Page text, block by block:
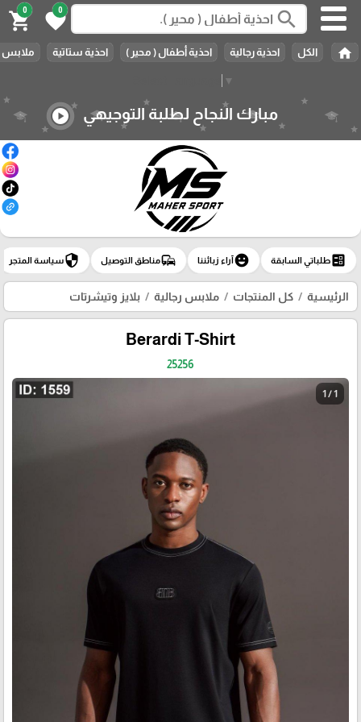
▼
search
0
favorite
0
shopping_cart
home الكل احذية رجالية احذية أطفال ( محير ) احذية ستاتية ملابس
مبارك النجاح لطلبة التوجيهي play_circle
ballotطلباتي السابقة emoji_emotionsآراء زبائننا commuteمناطق التوصيل securityسياسة المتجر
الرئيسية كل المنتجات ملابس رجالية بلايز وتيشرتات
Berardi T-Shirt
25256
1 / 1